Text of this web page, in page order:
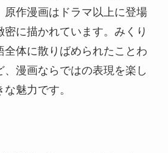
原作漫画はドラマ以上に登場
密に描かれています。みくり
全体に散りばめられたことわ
、漫画ならではの表現を楽し
魅力です。